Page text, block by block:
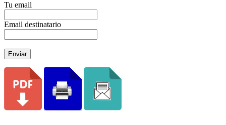
Tu email
Email destinatario
Enviar